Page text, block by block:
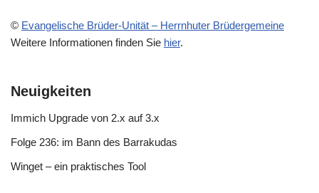
© Evangelische Brüder-Unität – Herrnhuter Brüdergemeine
Weitere Informationen finden Sie hier.
Neuigkeiten
Immich Upgrade von 2.x auf 3.x
Folge 236: im Bann des Barrakudas
Winget – ein praktisches Tool